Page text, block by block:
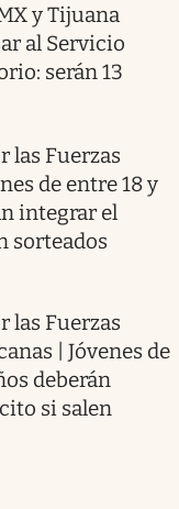
y Tijuana
al Servicio
serán 13
las Fuerzas
de entre 18 y
integrar el
sorteados
las Fuerzas
| Jóvenes de
deberán
si salen